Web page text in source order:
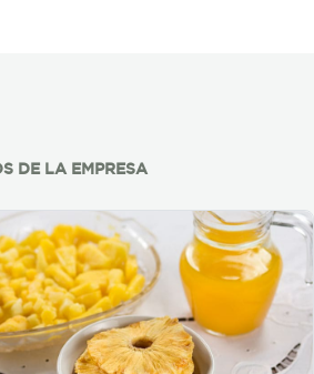
DE LA EMPRESA